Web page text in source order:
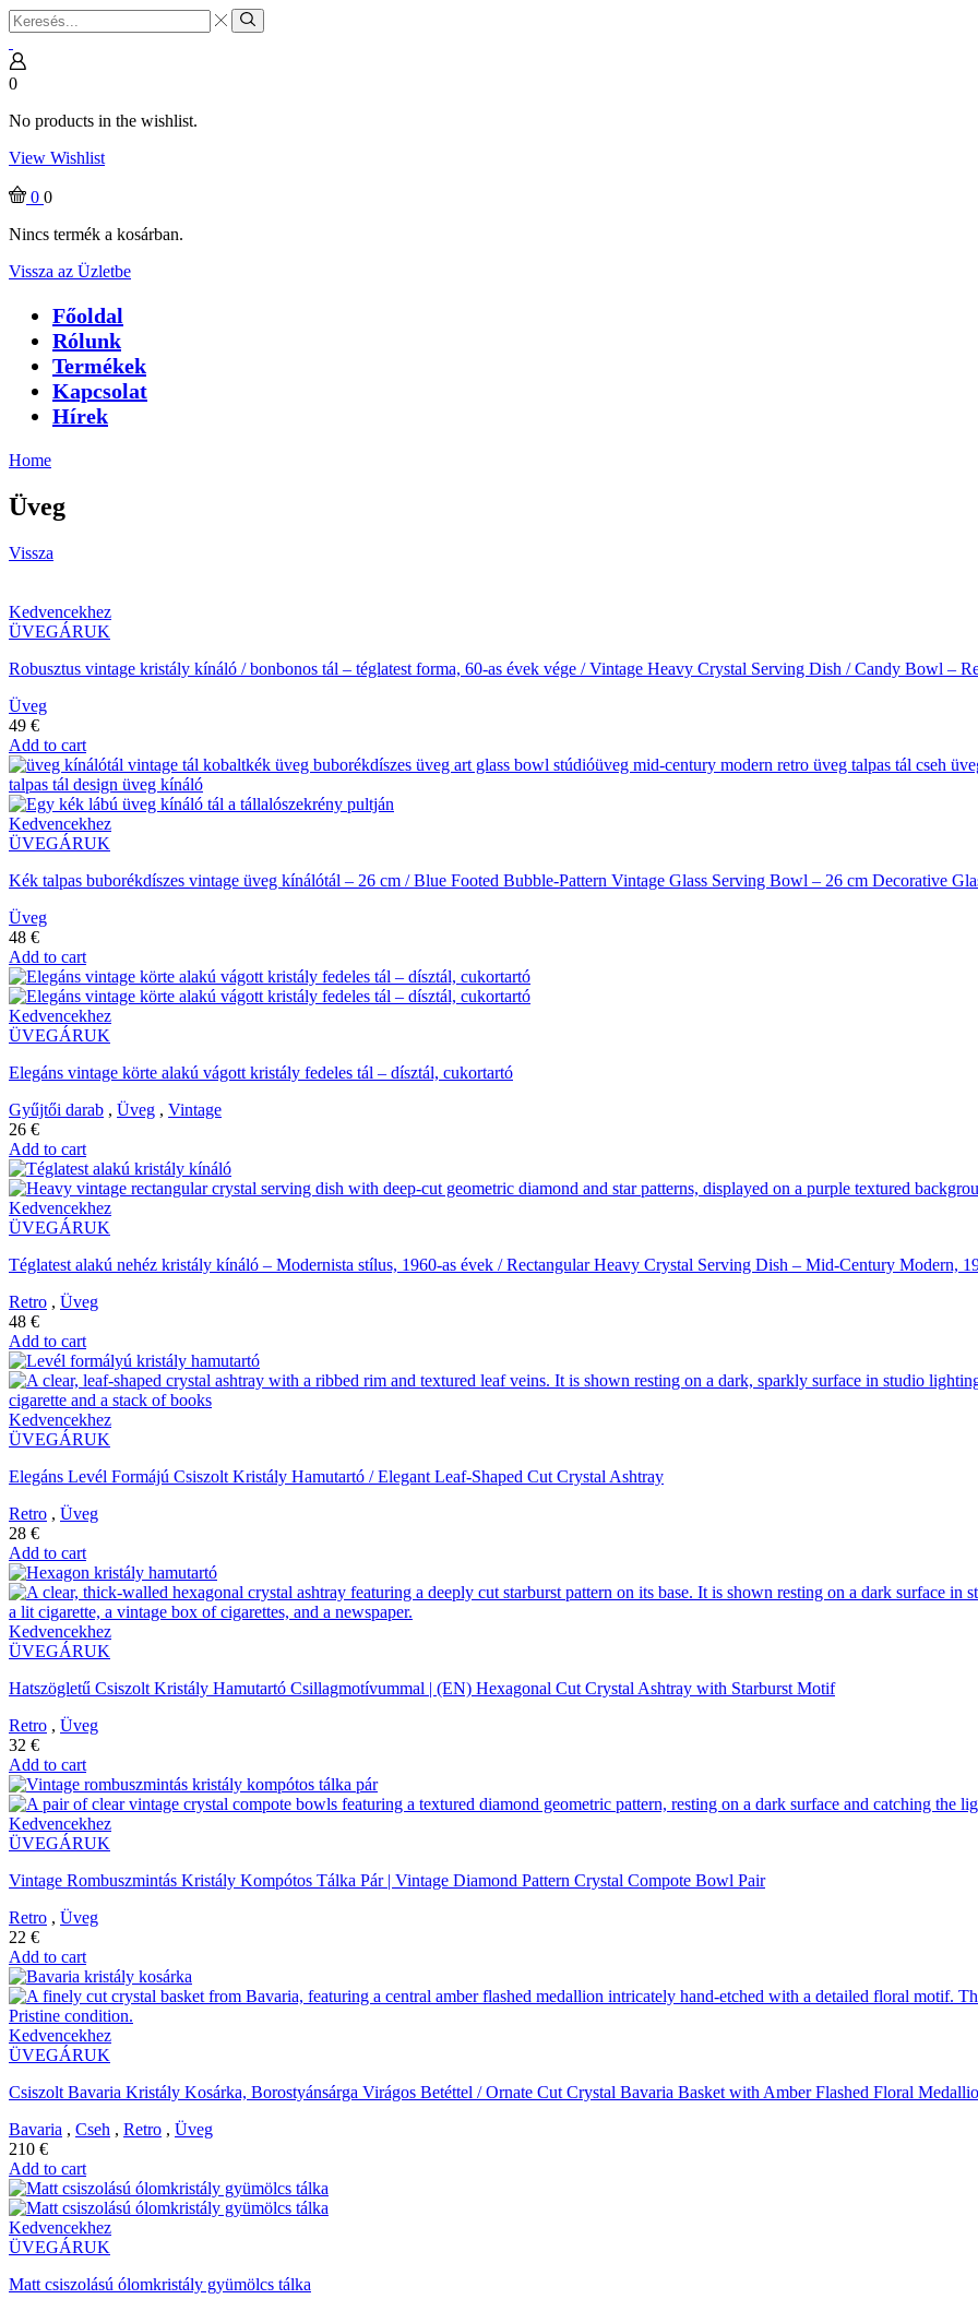
Search
input
Search
0
No products in the wishlist.
View Wishlist
0 0
Nincs termék a kosárban.
Vissza az Üzletbe
Főoldal
Rólunk
Termékek
Kapcsolat
Hírek
Home
Üveg
Vissza
Kedvencekhez
ÜVEGÁRUK
Robusztus vintage kristály kínáló / bonbonos tál – téglatest forma, 60-as évek vége / Vintage Heavy Crystal Serving Dish / Candy Bowl –
Üveg
49 €
Add to cart
Kedvencekhez
ÜVEGÁRUK
Kék talpas buborékdíszes vintage üveg kínálótál – 26 cm / Blue Footed Bubble-Pattern Vintage Glass Serving Bowl – 26 cm Decorative
Üveg
48 €
Add to cart
Kedvencekhez
ÜVEGÁRUK
Elegáns vintage körte alakú vágott kristály fedeles tál – dísztál, cukortartó
Gyűjtői darab , Üveg , Vintage
26 €
Add to cart
Kedvencekhez
ÜVEGÁRUK
Téglatest alakú nehéz kristály kínáló – Modernista stílus, 1960-as évek / Rectangular Heavy Crystal Serving Dish – Mid-Century Modern,
Retro , Üveg
48 €
Add to cart
Kedvencekhez
ÜVEGÁRUK
Elegáns Levél Formájú Csiszolt Kristály Hamutartó / Elegant Leaf-Shaped Cut Crystal Ashtray
Retro , Üveg
28 €
Add to cart
Kedvencekhez
ÜVEGÁRUK
Hatszögletű Csiszolt Kristály Hamutartó Csillagmotívummal | (EN) Hexagonal Cut Crystal Ashtray with Starburst Motif
Retro , Üveg
32 €
Add to cart
Kedvencekhez
ÜVEGÁRUK
Vintage Rombuszmintás Kristály Kompótos Tálka Pár | Vintage Diamond Pattern Crystal Compote Bowl Pair
Retro , Üveg
22 €
Add to cart
Kedvencekhez
ÜVEGÁRUK
Csiszolt Bavaria Kristály Kosárka, Borostyánsárga Virágos Betéttel / Ornate Cut Crystal Bavaria Basket with Amber Flashed Floral
Bavaria , Cseh , Retro , Üveg
210 €
Add to cart
Kedvencekhez
ÜVEGÁRUK
Matt csiszolású ólomkristály gyümölcs tálka